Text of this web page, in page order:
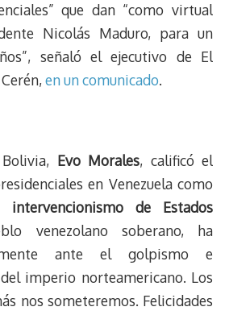
que dan “como virtual
Nicolás Maduro, para un
señaló el ejecutivo de El
en un comunicado.
Evo Morales, calificó el
en Venezuela como
intervencionismo de Estados
venezolano soberano, ha
ante el golpismo e
imperio norteamericano. Los
nos someteremos. Felicidades